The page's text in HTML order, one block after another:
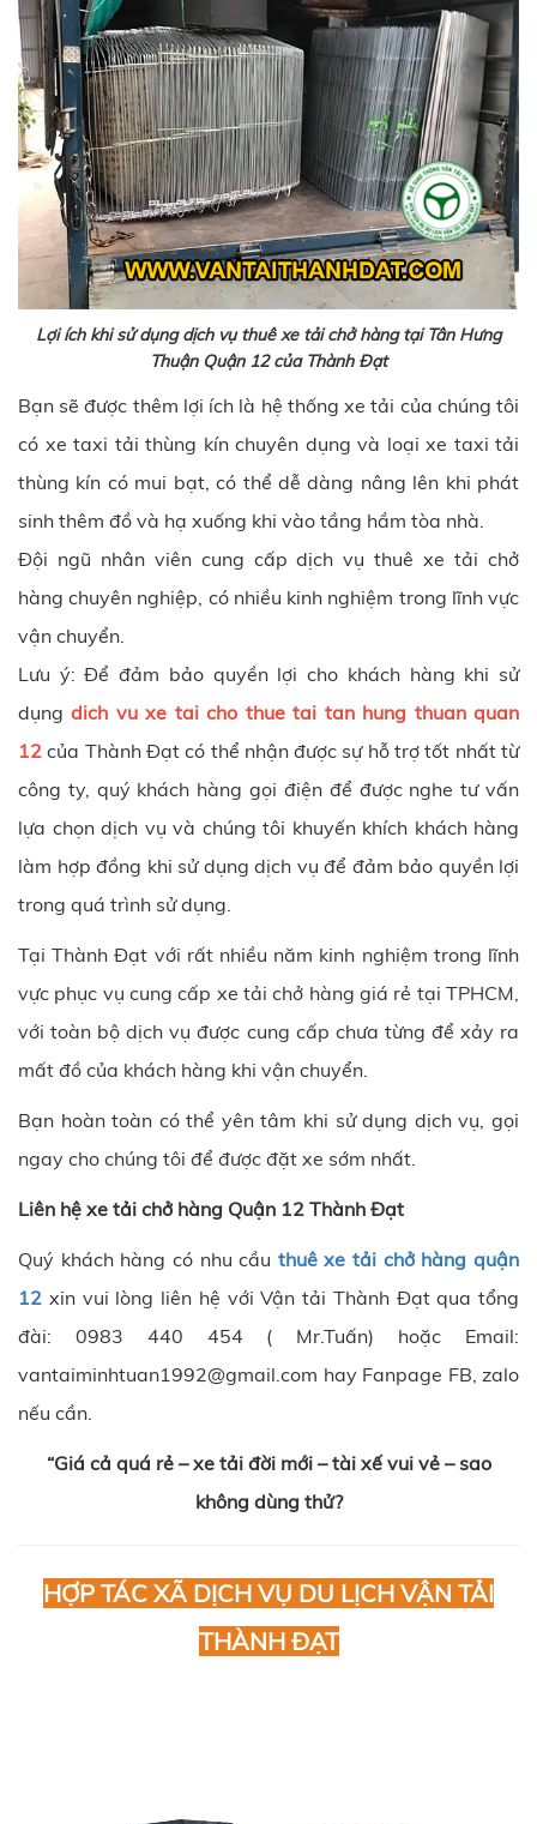
Lợi ích khi sử dụng dịch vụ thuê xe tải chở hàng tại Tân Hưng
Thuận Quận 12 của Thành Đạt
Bạn sẽ được thêm lợi ích là hệ thống xe tải của chúng tôi
có xe taxi tải thùng kín chuyên dụng và loại xe taxi tải
thùng kín có mui bạt, có thể dễ dàng nâng lên khi phát
sinh thêm đồ và hạ xuống khi vào tầng hầm tòa nhà.
Đội ngũ nhân viên cung cấp dịch vụ thuê xe tải chở
hàng chuyên nghiệp, có nhiều kinh nghiệm trong lĩnh vực
vận chuyển.
Lưu ý: Để đảm bảo quyền lợi cho khách hàng khi sử
dụngdich vu xe tai cho thue tai tan hung thuan quan
12 của Thành Đạt có thể nhận được sự hỗ trợ tốt nhất từ
công ty, quý khách hàng gọi điện để được nghe tư vấn
lựa chọn dịch vụ và chúng tôi khuyến khích khách hàng
làm hợp đồng khi sử dụng dịch vụ để đảm bảo quyền lợi
trong quá trình sử dụng.
TạiThành Đạt với rất nhiều năm kinh nghiệm trong lĩnh
vực phục vụ cung cấp xe tải chở hàng giá rẻ tại TPHCM,
với toàn bộ dịch vụ được cung cấp chưa từng để xảy ra
mất đồ của khách hàng khi vận chuyển.
Bạn hoàn toàn có thể yên tâm khi sử dụng dịch vụ, gọi
ngay cho chúng tôi để được đặt xe sớm nhất.
Liên hệ xe tải chở hàng Quận 12 Thành Đạt
Quý khách hàng có nhu cầu thuê xe tải chở hàng quận
12 xin vui lòng liên hệ với Vận tải Thành Đạt qua tổng
đài: 0983 440 454 ( Mr.Tuấn) hoặc Email:
vantaiminhtuan1992@gmail.com hay Fanpage FB, zalo
nếu cần.
“Giá cả quá rẻ – xe tải đời mới – tài xế vui vẻ – sao
không dùng thử?
HỢP TÁC XÃ DỊCH VỤ DU LỊCH VẬN TẢI
THÀNH ĐẠT